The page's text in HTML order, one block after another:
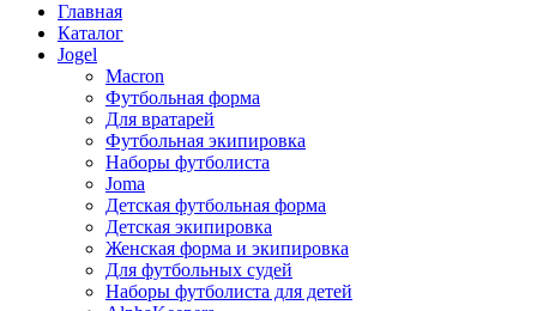
Главная
Каталог
Jogel
Macron
Футбольная форма
Для вратарей
Футбольная экипировка
Наборы футболиста
Joma
Детская футбольная форма
Детская экипировка
Женская форма и экипировка
Для футбольных судей
Наборы футболиста для детей